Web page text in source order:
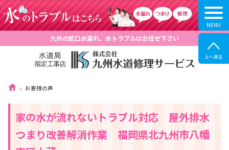
九州の蛇口水漏れ、水トラブルはお任せ下さい
お客様の声
家の水が流れないトラブル対応 屋外排水
つまり改善解消作業 福岡県北九州市八幡